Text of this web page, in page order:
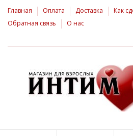
Главная Оплата Доставка
Как
Обратная связь
О нас